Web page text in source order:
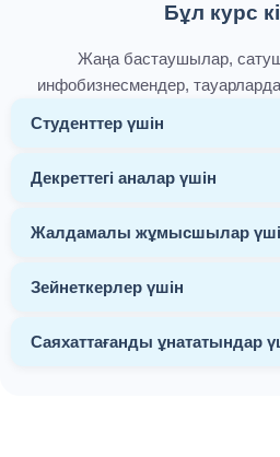
Бұл курс
Жаңа бастаушылар,
инфобизнесмендер,
Студенттер үшін
Декреттегі аналар үшін
Жалдамалы жұмысшылар
Зейнеткерлер үшін
Саяхаттағанды ​​ұнататындар